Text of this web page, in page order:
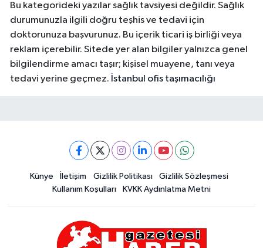
Bu kategorideki yazılar sağlık tavsiyesi değildir. Sağlık
durumunuzla ilgili doğru teşhis ve tedavi için
doktorunuza başvurunuz. Bu içerik ticari iş birliği veya
reklam içerebilir. Sitede yer alan bilgiler yalnızca genel
bilgilendirme amacı taşır; kişisel muayene, tanı veya
tedavi yerine geçmez. İstanbul ofis taşımacılığı
Künye İletişim Gizlilik Politikası
Gizlilik Sözleşmesi
Kullanım Koşulları
KVKK Aydınlatma Metni